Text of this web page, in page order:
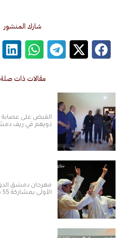
شارك المنشور
مقالات ذات صلة
القبض على عصابة لخطف رجال
ذويهم في ريف دمشق
مهرجان دمشق الدولي للشعر
الأولى بمشاركة 55 مبدعاً من 16 دولة